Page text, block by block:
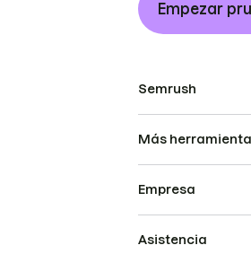
Empezar
Semrush
Más
Empresa
Asistencia